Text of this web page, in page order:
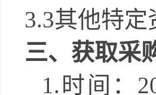
3.3其他特定
三、获取采
1. 时间：